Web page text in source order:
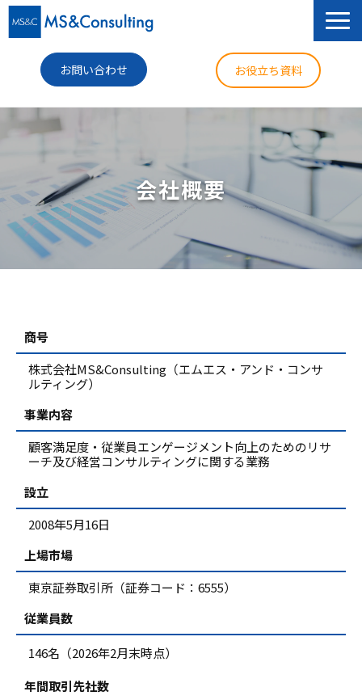
お問い合わせ お役立ち資料
サービス
セミナー
導入事例
コラム
ニュース
会社概要
商号
株式会社MS&Consulting（エムエス・アンド・コンサ
ルティング）
事業内容
顧客満足度・従業員エンゲージメント向上のためのリサ
ーチ及び経営コンサルティングに関する業務
設立
2008年5月16日
上場市場
東京証券取引所（証券コード：6555）
従業員数
146名（2026年2月末時点）
年間取引先社数